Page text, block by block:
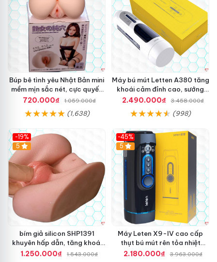
Búp bê tình yêu Nhật Bản mini
mềm mịn sắc nét, cực quyến
rũ
720.000₫ 1.059.000₫
(1,638)
Máy bú mút Letten A380 tăng
khoái cảm đỉnh cao, sướng
mê
2.490.000₫ 3.458.000₫
(998)
-19%
Hot
5
bím giả silicon SHP1391
khuyên hấp dẫn, tăng khoái
cảm mua ngay
1.250.000₫ 1.543.000₫
-45%
Hot
5
Máy Leten X9-IV cao cấp
thụt bú mút rên tỏa nhiệt
mạnh
2.180.000₫ 3.963.000₫